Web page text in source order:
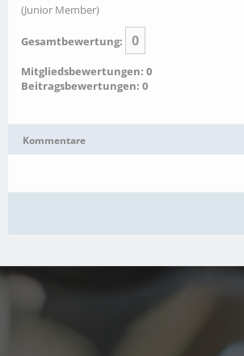
(Junior Member)
Gesamtbewertung: 0
Mitgliedsbewertungen: 0
Beitragsbewertungen: 0
Kommentare